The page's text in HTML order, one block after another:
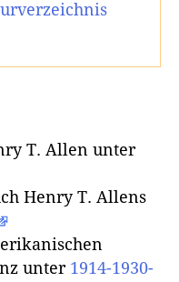
T. Allen unter
Henry T. Allens
unter 1914-1930-